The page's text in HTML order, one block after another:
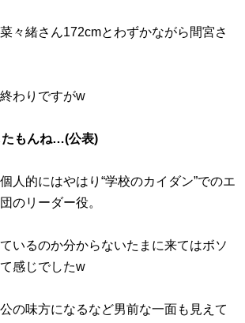
々緒さん172cmとわずかながら間宮さ
わりですがw
もんね…(公表)
人的にはやはり“学校のカイダン”でのエ
のリーダー役。
いるのか分からないたまに来てはボソ
感じでしたw
の味方になるなど男前な一面も見えて